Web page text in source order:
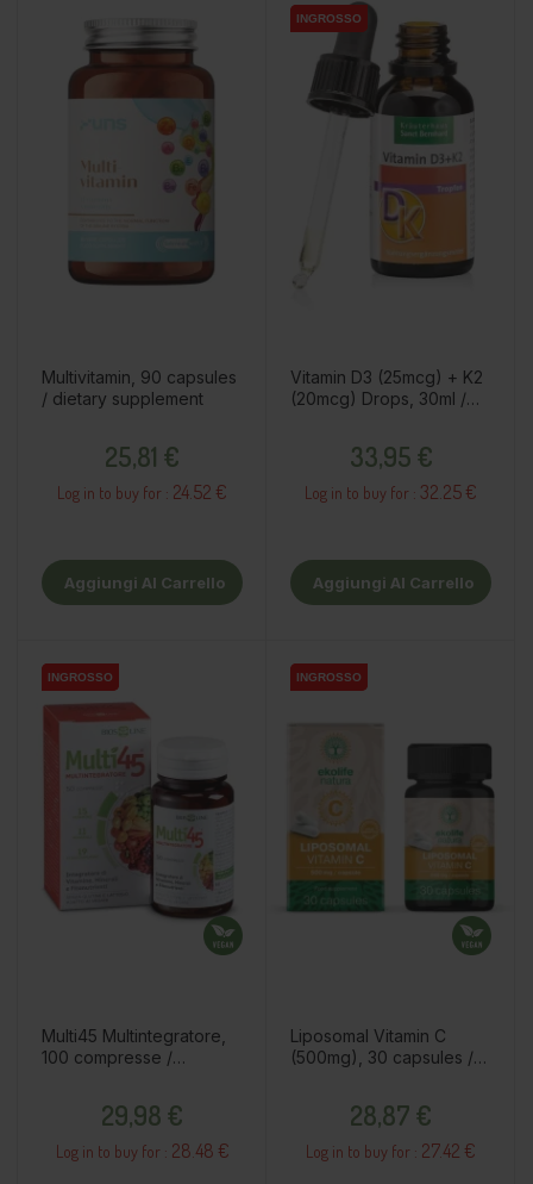
Multivitamin, 90 capsules
/ dietary supplement
25,81 €
Log in to buy for : 24.52 €
Aggiungi Al Carrello
INGROSSO
INGROSSO
Vitamin D3 (25mcg) + K2
(20mcg) Drops, 30ml /
33,95 €
Log in to buy for : 32.25 €
Aggiungi Al Carrello
INGROSSO
INGROSSO
Multi45 Multintegratore,
100 compresse /
29,98 €
Log in to buy for : 28.48 €
INGROSSO
INGROSSO
Liposomal Vitamin C
(500mg), 30 capsules /
28,87 €
Log in to buy for : 27.42 €